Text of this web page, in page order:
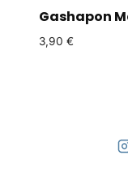
Gashapon
3,90 €